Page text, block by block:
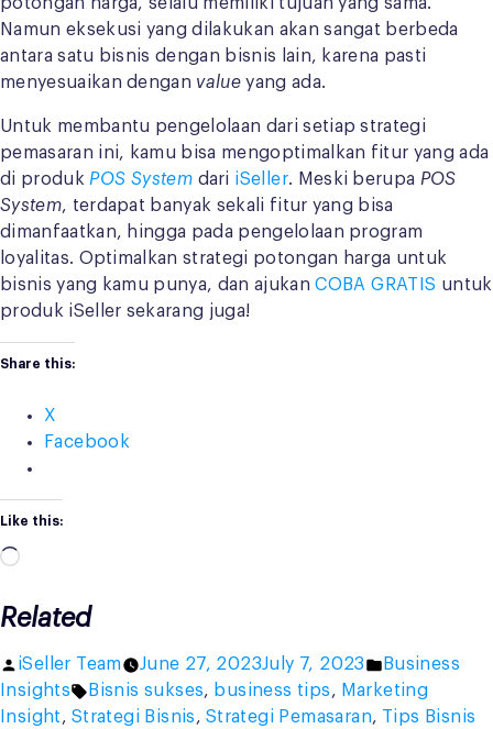
Namun eksekusi yang dilakukan akan sangat berbeda
antara satu bisnis dengan bisnis lain, karena pasti
menyesuaikan dengan value yang ada.
Untuk membantu pengelolaan dari setiap strategi
pemasaran ini, kamu bisa mengoptimalkan fitur yang ada
di produk POS System dari iSeller. Meski berupa POS
System, terdapat banyak sekali fitur yang bisa
dimanfaatkan, hingga pada pengelolaan program
loyalitas. Optimalkan strategi potongan harga untuk
bisnis yang kamu punya, dan ajukanCOBA GRATIS untuk
produk iSeller sekarang juga!
Share this:
X
Facebook
Like this:
Loading…
Related
Posted
by
iSeller Team June 27, 2023July 7, 2023
Posted
in
Business
Insights
Tags:
Bisnis sukses, business tips, Marketing
Insight, Strategi Bisnis, Strategi Pemasaran, Tips Bisnis